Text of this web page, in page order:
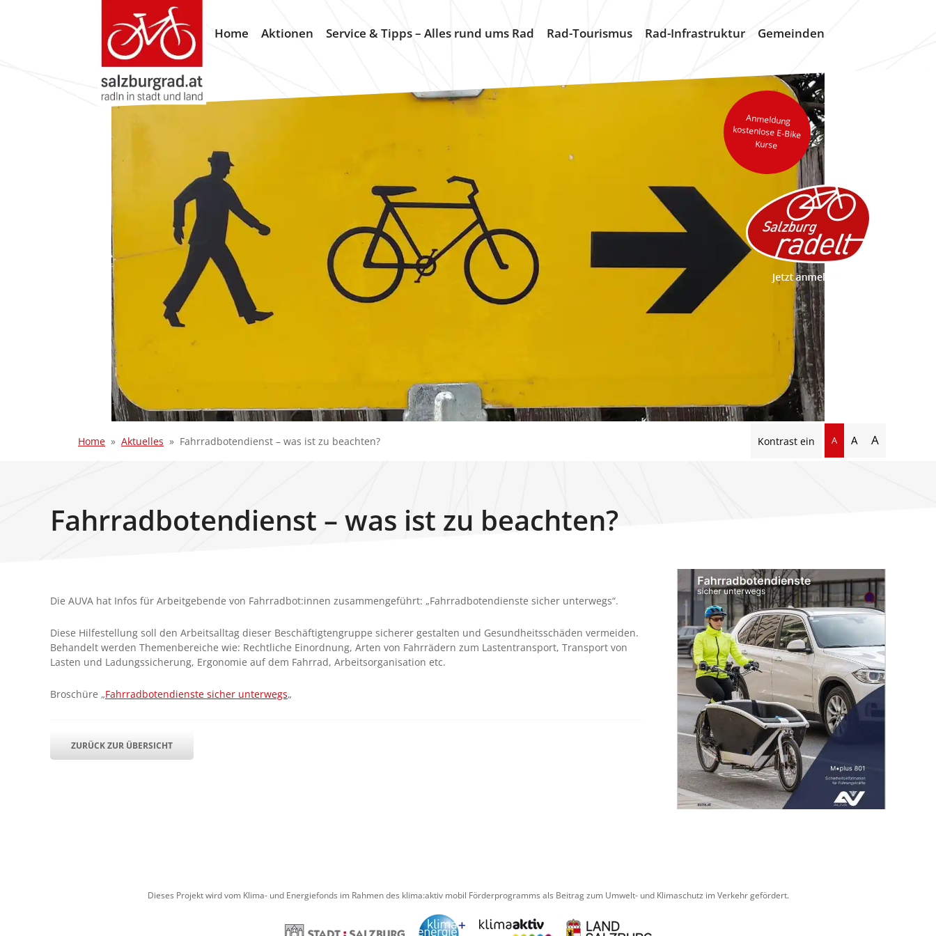
Home Aktionen Service & Tipps – Alles rund ums Rad Rad-Tourismus Rad-Infrastruktur Gemeinden
Anmeldung
kostenlose E-Bike
Kurse
Home Aktuelles Fahrradbotendienst – was ist zu beachten? Kontrast ein A A A
Fahrradbotendienst – was ist zu beachten?
Die AUVA hat Infos für Arbeitgebende von Fahrradbot:innen zusammengeführt: „Fahrradbotendienste sicher unterwegs“.
Diese Hilfestellung soll den Arbeitsalltag dieser Beschäftigtengruppe sicherer gestalten und Gesundheitsschäden vermeiden.
Behandelt werden Themenbereiche wie: Rechtliche Einordnung, Arten von Fahrrädern zum Lastentransport, Transport von
Lasten und Ladungssicherung, Ergonomie auf dem Fahrrad, Arbeitsorganisation etc.
Broschüre „Fahrradbotendienste sicher unterwegs„
ZURÜCK ZUR ÜBERSICHT
Dieses Projekt wird vom Klima- und Energiefonds im Rahmen des klima:aktiv mobil Förderprogramms als Beitrag zum Umwelt- und Klimaschutz im Verkehr gefördert.